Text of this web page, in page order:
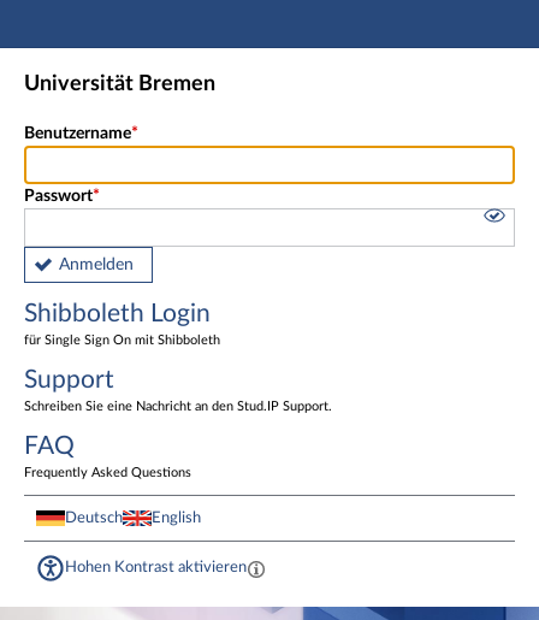
Hauptnavigation
Shibboleth Login
Universität Bremen
Benutzername
Passwort
Anmelden
Shibboleth Login
für Single Sign On mit Shibboleth
Support
Schreiben Sie eine Nachricht an den Stud.IP Support.
FAQ
Frequently Asked Questions
Deutsch English
Hohen Kontrast aktivieren